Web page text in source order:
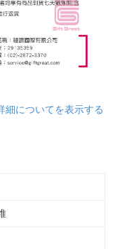
細についてを表示する